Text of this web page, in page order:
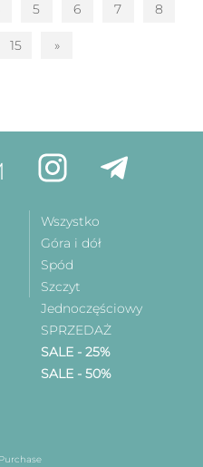
5 6 7 8
15 »
Wszystko
Góra i dół
Spód
Szczyt
Jednoczęściowy
SPRZEDAŻ
SALE - 25%
SALE - 50%